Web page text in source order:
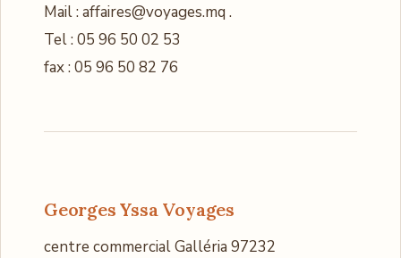
Mail : affaires@voyages.mq .
Tel : 05 96 50 02 53
fax : 05 96 50 82 76
Georges Yssa Voyages
centre commercial Galléria 97232